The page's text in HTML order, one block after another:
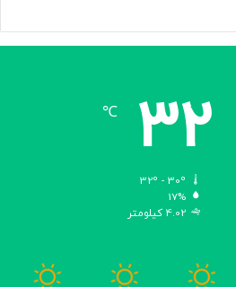
32
℃
17%
4.02 کیلومتر